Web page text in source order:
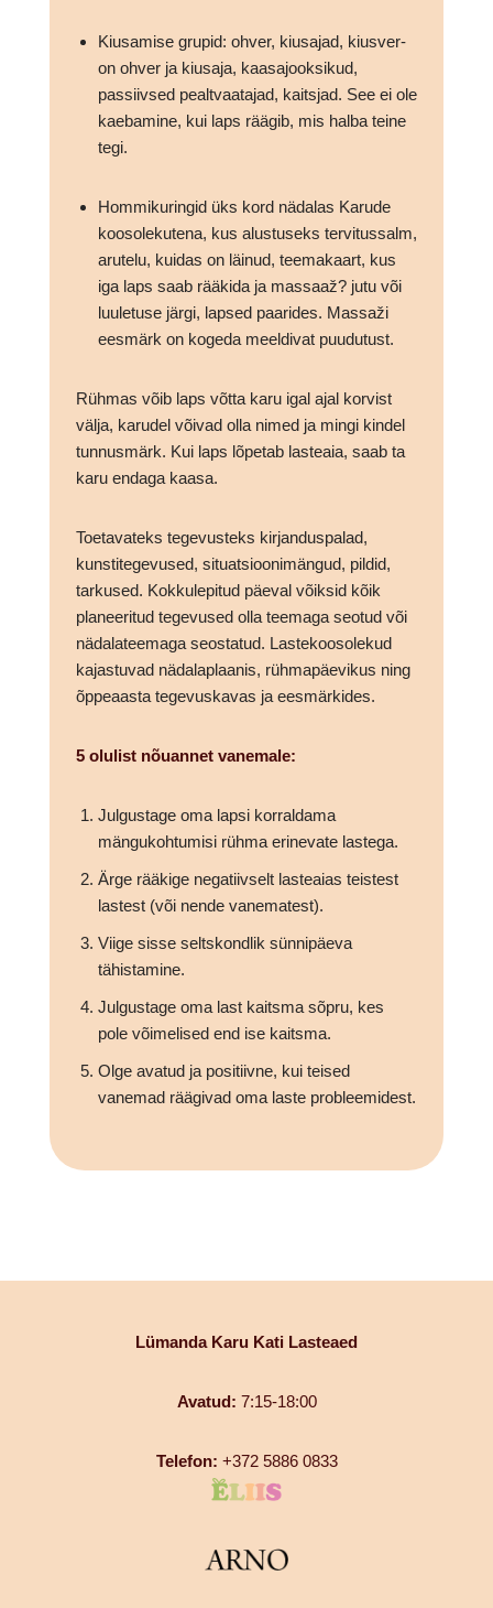
Kiusamise grupid: ohver, kiusajad, kiusver-
on ohver ja kiusaja, kaasajooksikud,
passiivsed pealtvaatajad, kaitsjad. See ei ole
kaebamine, kui laps räägib, mis halba teine
tegi.
Hommikuringid üks kord nädalas Karude
koosolekutena, kus alustuseks tervitussalm,
arutelu, kuidas on läinud, teemakaart, kus
iga laps saab rääkida ja massaaž? jutu või
luuletuse järgi, lapsed paarides. Massaži
eesmärk on kogeda meeldivat puudutust.
Rühmas võib laps võtta karu igal ajal korvist
välja, karudel võivad olla nimed ja mingi kindel
tunnusmärk. Kui laps lõpetab lasteaia, saab ta
karu endaga kaasa.
Toetavateks tegevusteks kirjanduspalad,
kunstitegevused, situatsioonimängud, pildid,
tarkused. Kokkulepitud päeval võiksid kõik
planeeritud tegevused olla teemaga seotud või
nädalateemaga seostatud. Lastekoosolekud
kajastuvad nädalaplaanis, rühmapäevikus ning
õppeaasta tegevuskavas ja eesmärkides.
5 olulist nõuannet vanemale:
Julgustage oma lapsi korraldama
mängukohtumisi rühma erinevate lastega.
Ärge rääkige negatiivselt lasteaias teistest
lastest (või nende vanematest).
Viige sisse seltskondlik sünnipäeva
tähistamine.
Julgustage oma last kaitsma sõpru, kes
pole võimelised end ise kaitsma.
Olge avatud ja positiivne, kui teised
vanemad räägivad oma laste probleemidest.
Lümanda Karu Kati Lasteaed
Avatud: 7:15-18:00
Telefon: +372 5886 0833